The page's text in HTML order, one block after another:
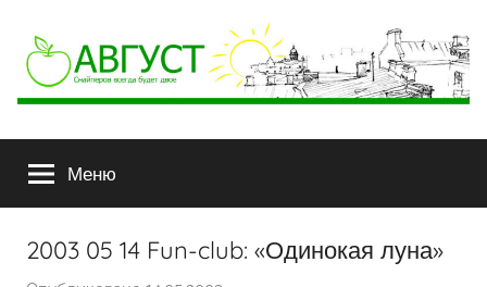
АВГУСТ
будет
двое
Меню
2003 05 14 Fun-club: «Одинокая луна»